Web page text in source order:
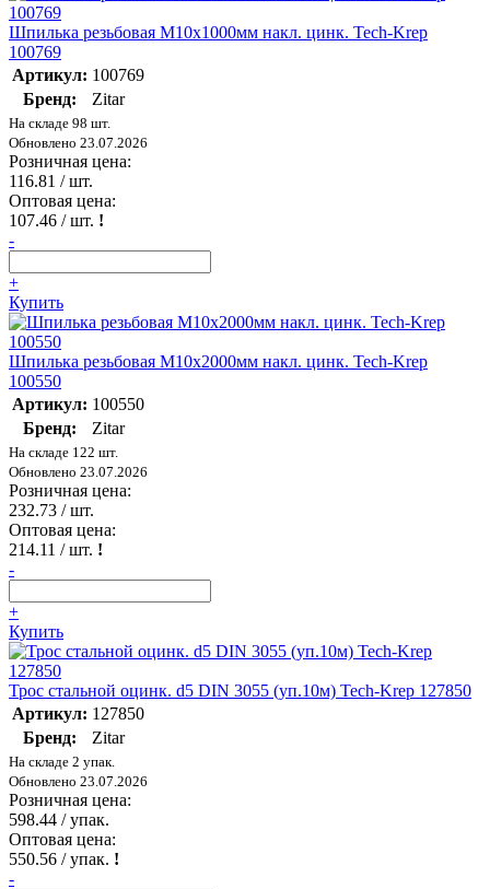
Шпилька резьбовая М10х1000мм накл. цинк. Tech-Krep
100769
Артикул: 100769
Бренд:
Zitar
На складе 98 шт.
Обновлено 23.07.2026
Розничная цена:
116.81 / шт.
Оптовая цена:
107.46 / шт. !
-
+
Купить
Шпилька резьбовая М10х2000мм накл. цинк. Tech-Krep
100550
Артикул: 100550
Бренд:
Zitar
На складе 122 шт.
Обновлено 23.07.2026
Розничная цена:
232.73 / шт.
Оптовая цена:
214.11 / шт. !
-
+
Купить
Трос стальной оцинк. d5 DIN 3055 (уп.10м) Tech-Krep 127850
Артикул: 127850
Бренд:
Zitar
На складе 2 упак.
Обновлено 23.07.2026
Розничная цена:
598.44 / упак.
Оптовая цена:
550.56 / упак. !
-